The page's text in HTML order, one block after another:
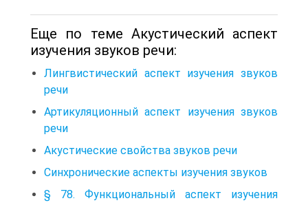
Еще по теме Акустический аспект
изучения звуков речи:
Лингвистический аспект изучения звуков
речи
Артикуляционный аспект изучения звуков
речи
Акустические свойства звуков речи
Синхронические аспекты изучения звуков
§ 78. Функциональный аспект изучения